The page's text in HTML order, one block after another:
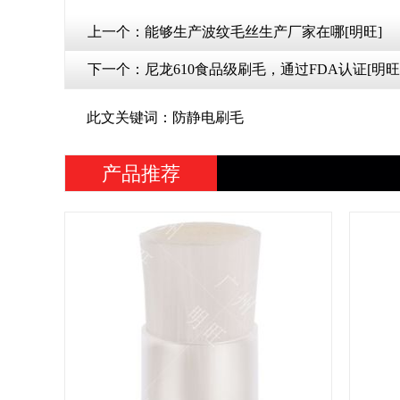
上一个： 能够生产波纹毛丝生产厂家在哪[明旺]
下一个： 尼龙610食品级刷毛，通过FDA认证[明
此文关键词：防静电刷毛
产品推荐